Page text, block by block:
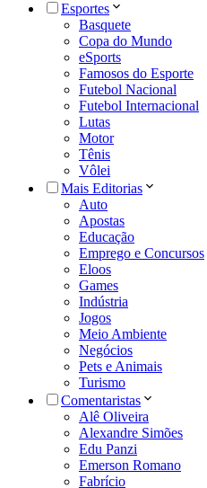
Esportes
Basquete
Copa do Mundo
eSports
Famosos do Esporte
Futebol Nacional
Futebol Internacional
Lutas
Motor
Tênis
Vôlei
Mais Editorias
Auto
Apostas
Educação
Emprego e Concursos
Eloos
Games
Indústria
Jogos
Meio Ambiente
Negócios
Pets e Animais
Turismo
Comentaristas
Alê Oliveira
Alexandre Simões
Edu Panzi
Emerson Romano
Fabrício